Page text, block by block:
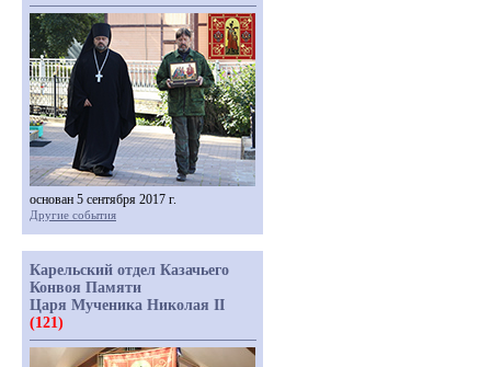
основан 5 сентября 2017 г.
Другие события
Карельский отдел Казачьего
Конвоя Памяти
Царя Мученика Николая II
(121)